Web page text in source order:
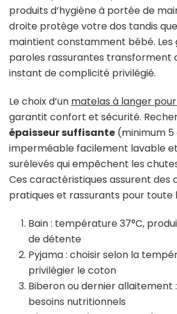
produits d’hygiène à portée de
droite protège votre dos tandis
maintient constamment bébé. Les
paroles rassurantes transforment
instant de complicité privilégié.
Le choix d’un matelas à langer
garantit confort et sécurité.
épaisseur suffisante (minimum 5
imperméable facilement lavable
surélevés qui empêchent les
Ces caractéristiques assurent des
pratiques et rassurants pour toute
Bain : température 37°C,
de détente
Pyjama : choisir selon la
privilégier le coton
Biberon ou dernier allaitement
besoins nutritionnels